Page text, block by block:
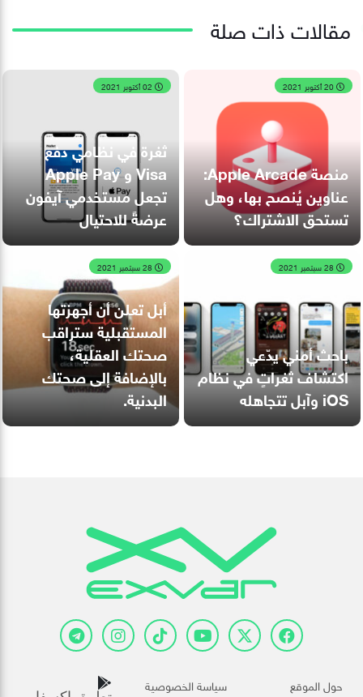
مقالات ذات صلة
منصة Apple Arcade:
عناوين يُنصح بها، وهل
تستحق الاشتراك؟
ثغرة في نظامي دفع
Visa و Apple Pay
تجعل مستخدمي آيفون
عرضةً للاحتيال
باحث أمني يدّعي
اكتشاف ثغراتٍ في نظام
iOS وآبل تتجاهله
أبل تعلن أن أجهزتها
المستقبلية ستراقب
صحتك العقلية،
بالإضافة إلى صحتك
البدنية.
حول الموقع سياسة الخصوصية